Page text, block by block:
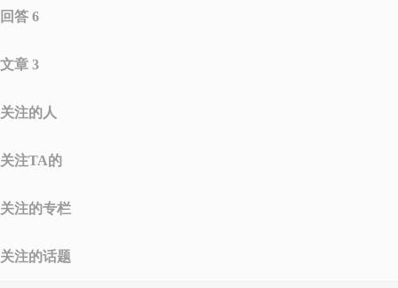
回答 6
文章 3
关注的人
关注TA的
关注的专栏
关注的话题